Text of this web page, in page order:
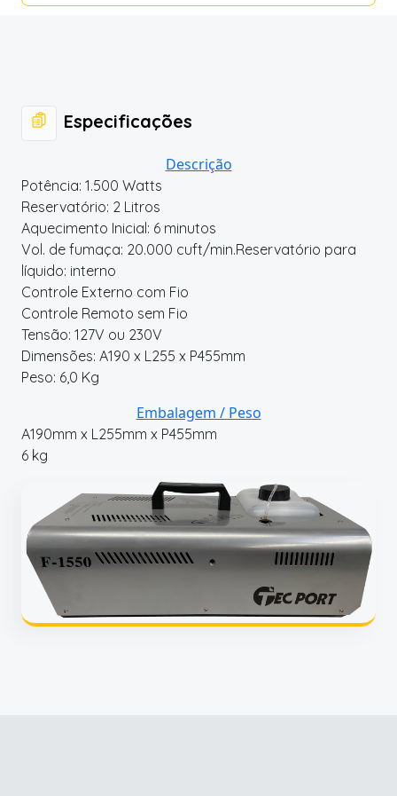
Especificações
Descrição
Potência: 1.500 Watts
Reservatório: 2 Litros
Aquecimento Inicial: 6 minutos
Vol. de fumaça: 20.000 cuft/min.Reservatório para
líquido: interno
Controle Externo com Fio
Controle Remoto sem Fio
Tensão: 127V ou 230V
Dimensões: A190 x L255 x P455mm
Peso: 6,0 Kg
Embalagem / Peso
A190mm x L255mm x P455mm
6 kg